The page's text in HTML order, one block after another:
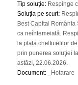
Tip soluție: Respinge
Soluția pe scurt:
Best Capital România
ca neîntemeiată.
la plata cheltuielilor
prin punerea soluţiei
astăzi, 22.06.2026.
Document: _Hotarare